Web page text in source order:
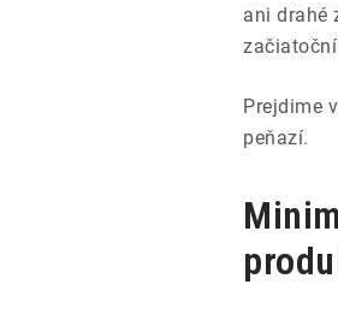
ani drahé
Prejdime
peňazí.